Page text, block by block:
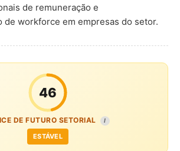
de remuneração e
de workforce em empresas do setor.
46
DE FUTURO SETORIAL I
ESTÁVEL